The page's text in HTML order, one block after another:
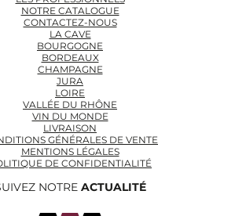
NOTRE CATALOGUE
CONTACTEZ-NOUS
LA CAVE
BOURGOGNE
BORDEAUX
CHAMPAGNE
JURA
LOIRE
VALLÉE DU RHÔNE
VIN DU MONDE
LIVRAISON
GÉNÉRALES DE VENTE
MENTIONS LÉGALES
DE CONFIDENTIALITÉ
NOTRE ACTUALITÉ